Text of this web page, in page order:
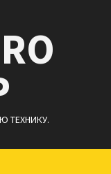
ТЕХНИКУ.